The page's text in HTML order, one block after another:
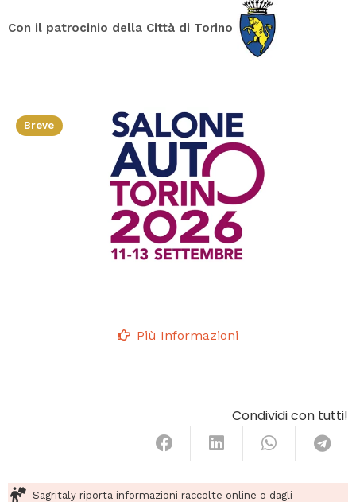
Con il patrocinio della Città di Torino
Breve
Più Informazioni
Condividi con tutti!
Sagritaly riporta informazioni raccolte online o dagli